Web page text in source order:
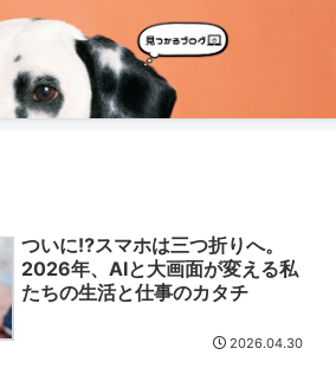
ついに⁉スマホは三つ折りへ。
2026年、AIと大画面が変える私
たちの生活と仕事のカタチ
2026.04.30